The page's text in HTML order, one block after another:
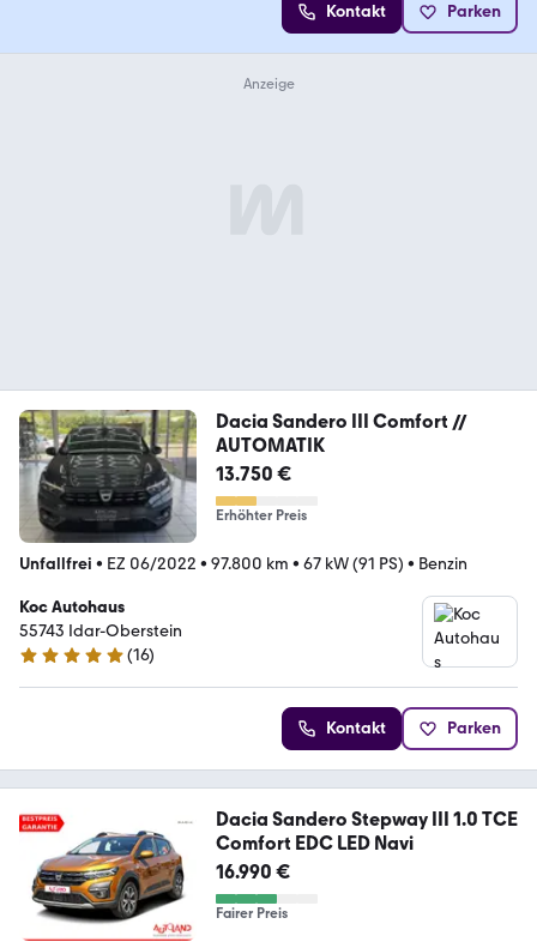
Kontakt Parken
Dacia Sandero III Comfort //
AUTOMATIK
13.750 €
Erhöhter Preis
Unfallfrei • EZ 06/2022 • 97.800 km • 67 kW (91 PS) • Benzin
Koc Autohaus
55743 Idar-Oberstein
5 Sterne
(16)
Kontakt Parken
Dacia Sandero Stepway III 1.0 TCE
Comfort EDC LED Navi
16.990 €
Fairer Preis